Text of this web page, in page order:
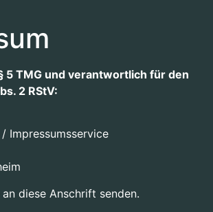
5 TMG und verantwortlich für den
2 RStV:
Impressumsservice
diese Anschrift senden.